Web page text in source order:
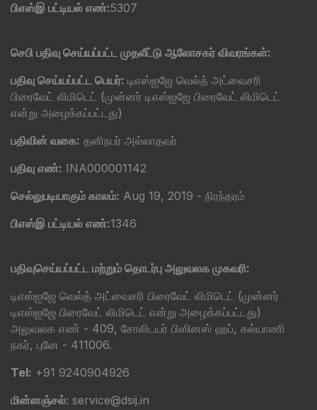
பிஎஸ்இ பட்டியல் எண்:5307
செபி பதிவு செய்யப்பட்ட முதலீட்டு ஆலோசகர் விவரங்கள்:
பதிவு செய்யப்பட்ட பெயர்: டிஎஸ்ஐஜே வெல்த் அட்வைசரி
பிரைவேட் லிமிடெட் (முன்னர் டிஎஸ்ஐஜே பிரைவேட் லிமிடெட்
என்று அழைக்கப்பட்டது)
பதிவின் வகை: தனிநபர் அல்லாதவர்
பதிவு எண்: INA000001142
செல்லுபடியாகும் காலம்: Aug 19, 2019 - நிரந்தரம்
பிஎஸ்இ பட்டியல் எண்:1346
பதிவுசெய்யப்பட்ட மற்றும் தொடர்பு அலுவலக முகவரி:
டிஎஸ்ஐஜே வெல்த் அட்வைசரி பிரைவேட் லிமிடெட் (முன்னர்
டிஎஸ்ஐஜே பிரைவேட் லிமிடெட் என்று அழைக்கப்பட்டது)
அலுவலக எண் - 409, சோலிடயர் பிஸினஸ் ஹப், கல்யாணி
நகர், புனே - 411006.
Tel: +91 9240904926
மின்னஞ்சல்: service@dsij.in